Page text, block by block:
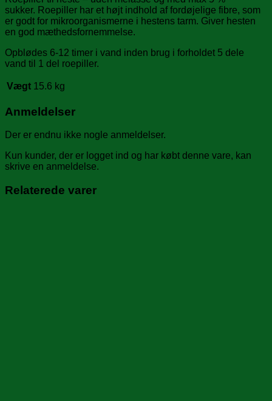
sukker. Roepiller har et højt indhold af fordøjelige fibre, som
er godt for mikroorganismerne i hestens tarm. Giver hesten
en god mæthedsfornemmelse.
Opblødes 6-12 timer i vand inden brug i forholdet 5 dele
vand til 1 del roepiller.
Vægt 15.6 kg
Anmeldelser
Der er endnu ikke nogle anmeldelser.
Kun kunder, der er logget ind og har købt denne vare, kan
skrive en anmeldelse.
Relaterede varer